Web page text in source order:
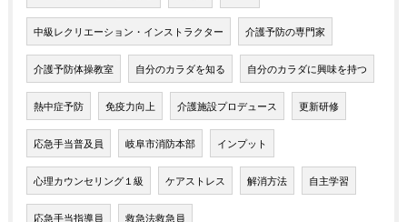
中級レクリエーション・インストラクター 介護予防の専門家
介護予防体操教室 自分のカラダを知る 自分のカラダに興味を持つ
熱中症予防 免疫力向上 介護施設プロデュース 更新研修
応急手当普及員 岐阜市消防本部 インプット
心理カウンセリング１級 ケアストレス 解消方法 自主学習
応急手当指導員 救急法救急員